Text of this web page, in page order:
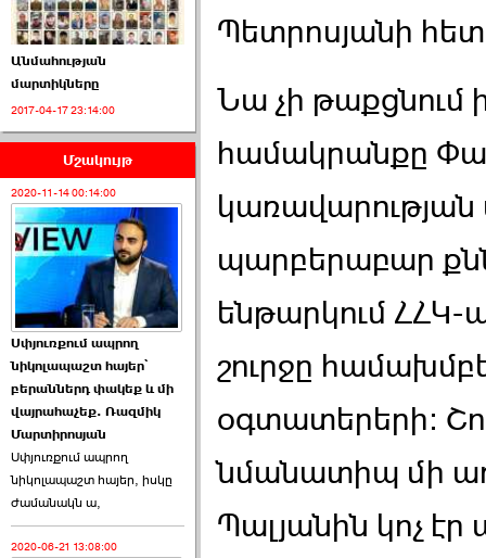
ՍԴ-ն հուլիսի 1-ին
կհեռանա ›››
2026-07-01 00:08:00
Աննա Վարդապետյանն
ուղերձ է հղել ›››
2026-06-25 23:21:00
Պաշտոնակռիվը սկսված
Անմահության
մարտիկները
2017-04-17 23:14:00
Մշակույթ
2020-11-14 00:14:00
Սփյուռքում ապրող
նիկոլապաշտ հայեր՝
բերաններդ փակեք և մի
վայրահաչեք. Ռազմիկ
Մարտիրոսյան
Սփյուռքում ապրող
նիկոլապաշտ հայեր, իսկը
ժամանակն ա,
2020-06-21 13:08:00
Պետրոսյանի
Նա չի թաքցնում
համակրանքը
պարբերաբար
ենթարկում ՀՀԿ-
շուրջը
օգտատերերի:
նմանատիպ մի
Պալյանին կոչ էր